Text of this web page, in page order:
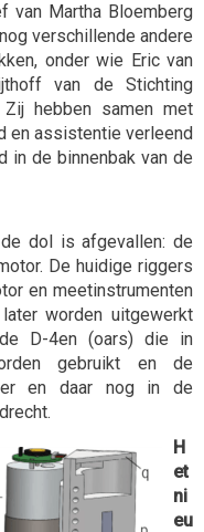
van Martha Bloemberg
verschillende andere
onder wie Eric van
van de Stichting
Zij hebben samen met
en assistentie verleend
in de binnenbak van de
dol is afgevallen: de
De huidige riggers
en meetinstrumenten
worden uitgewerkt
D-4en (oars) die in
gebruikt en de
en daar nog in de
H
et
ni
eu